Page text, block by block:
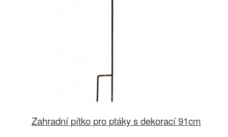
Zahradní pítko pro ptáky s dekorací 91cm